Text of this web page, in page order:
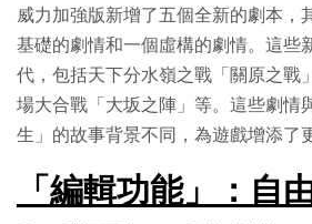
威力加強版新增了五個全新的劇本，
基礎的劇情和一個虛構的劇情。這些
代，包括天下分水嶺之戰「關原之戰
場大合戰「大坂之陣」等。這些劇情
生」的故事背景不同，為遊戲增添了
「編輯功能」：自